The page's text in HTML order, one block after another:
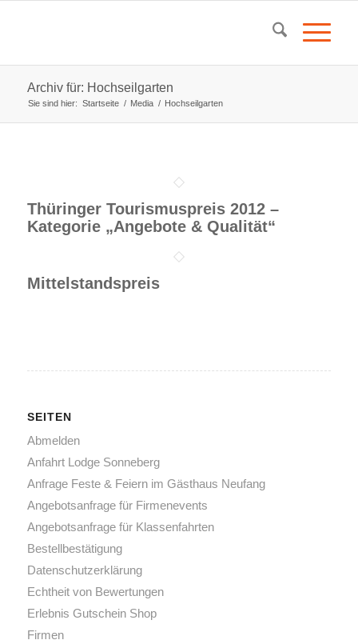
Archiv für: Hochseilgarten
Sie sind hier: Startseite / Media / Hochseilgarten
Thüringer Tourismuspreis 2012 –
Kategorie „Angebote & Qualität“
Mittelstandspreis
SEITEN
Abmelden
Anfahrt Lodge Sonneberg
Anfrage Feste & Feiern im Gästhaus Neufang
Angebotsanfrage für Firmenevents
Angebotsanfrage für Klassenfahrten
Bestellbestätigung
Datenschutz­erklärung
Echtheit von Bewertungen
Erlebnis Gutschein Shop
Firmen